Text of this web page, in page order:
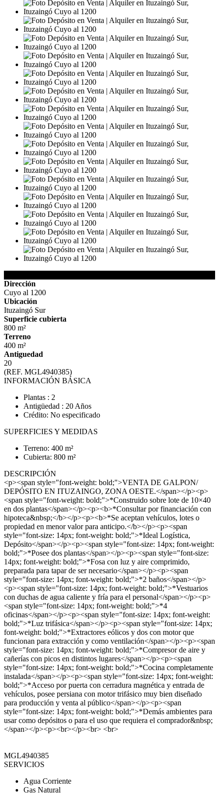
Dirección
Cuyo al 1200
Ubicación
Ituzaingó Sur
Superficie cubierta
800 m²
Terreno
400 m²
Antiguedad
20
(REF. MGL4940385)
INFORMACIÓN BÁSICA
Plantas : 2
Antigüedad : 20 Años
Crédito: No especificado
SUPERFICIES Y MEDIDAS
Terreno: 400 m²
Cubierta: 800 m²
DESCRIPCIÓN
<p><span style="font-weight: bold;">VENTA DE GALPON/
DEPÓSITO EN ITUZAINGO, ZONA OESTE.</span></p><p>
<span style="font-weight: bold;">*Construido sobre lote de 10×40
en dos plantas</span></p><p><b>*Consultar por financiación con
hipoteca&nbsp;</b></p><p><b>*Se aceptan vehículos, lotes o
propiedad en menor valor para anticipo.</b></p><p><span
style="font-size: 14px; font-weight: bold;">*Ideal Logística,
Depósito</span></p><p><span style="font-size: 14px; font-weight:
bold;">*Posee dos plantas</span></p><p><span style="font-size:
14px; font-weight: bold;">*Fosa con luz y aire comprimido,
preparada para tapar de ser necesario</span></p><p><span
style="font-size: 14px; font-weight: bold;">*2 baños</span></p>
<p><span style="font-size: 14px; font-weight: bold;">*Vestuarios
con duchas de agua caliente y fría para el personal</span></p><p>
<span style="font-size: 14px; font-weight: bold;">*4
oficinas</span></p><p><span style="font-size: 14px; font-weight:
bold;">*Luz trifásica</span></p><p><span style="font-size: 14px;
font-weight: bold;">*Extractores eólicos y dos con motor que
funcionan para extracción y como ventilación</span></p><p><span
style="font-size: 14px; font-weight: bold;">*Compresor de aire y
cañerías con picos en distintos lugares</span></p><p><span
style="font-size: 14px; font-weight: bold;">*Cocina completamente
instalada</span></p><p><span style="font-size: 14px; font-weight:
bold;">*Acceso por puerta con cerradura magnética y entrada de
vehículos, posee persiana con motor trifásico muy bien diseñado
para producción y venta al público</span></p><p><span
style="font-size: 14px; font-weight: bold;">*Demás ambientes para
usar como depósitos o para el uso que requiera el comprador&nbsp;
</span></p><p><br></p><br> <br>
MGL4940385
SERVICIOS
Agua Corriente
Gas Natural